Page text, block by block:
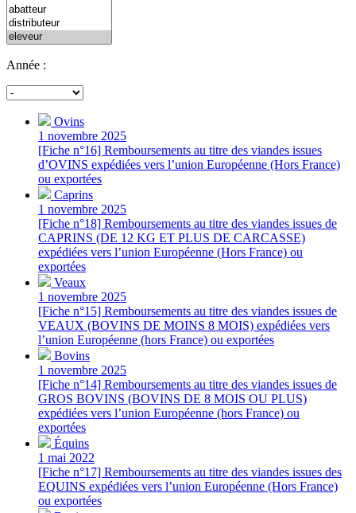
Année :
Ovins
1 novembre 2025
[Fiche n°16] Remboursements au titre des viandes issues
d’OVINS expédiées vers l’union Européenne (Hors France)
ou exportées
Caprins
1 novembre 2025
[Fiche n°18] Remboursements au titre des viandes issues de
CAPRINS (DE 12 KG ET PLUS DE CARCASSE)
expédiées vers l’union Européenne (Hors France) ou
exportées
Veaux
1 novembre 2025
[Fiche n°15] Remboursements au titre des viandes issues de
VEAUX (BOVINS DE MOINS 8 MOIS) expédiées vers
l’union Européenne (hors France) ou exportées
Bovins
1 novembre 2025
[Fiche n°14] Remboursements au titre des viandes issues de
GROS BOVINS (BOVINS DE 8 MOIS OU PLUS)
expédiées vers l’union Européenne (hors France) ou
exportées
Équins
1 mai 2022
[Fiche n°17] Remboursements au titre des viandes issues des
EQUINS expédiées vers l’union Européenne (Hors France)
ou exportées